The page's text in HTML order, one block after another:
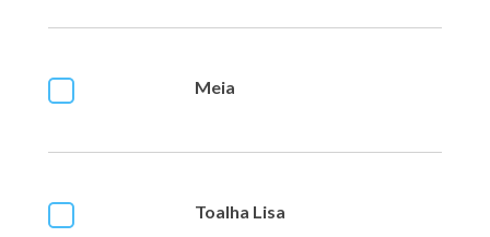
Meia
Toalha Lisa